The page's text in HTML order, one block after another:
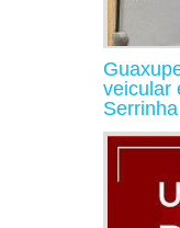
veicular
Serrinha